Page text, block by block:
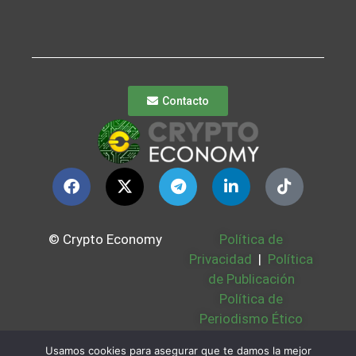
Contacto
© Crypto Economy
Política de
Privacidad | Política
de Publicación
Política de
Periodismo Ético
Usamos cookies para asegurar que te damos la mejor